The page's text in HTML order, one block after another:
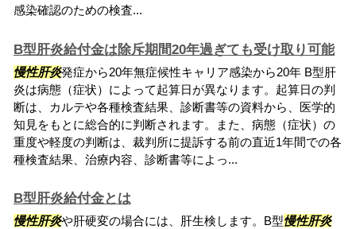
感染確認のための検査...
B型肝炎給付金は除斥期間20年過ぎても受け取り可能
慢性肝炎発症から20年無症候性キャリア感染から20年 B型肝
炎は病態（症状）によって起算日が異なります。起算日の判
断は、カルテや各種検査結果、診断書等の資料から、医学的
知見をもとに総合的に判断されます。また、病態（症状）の
重度や軽度の判断は、裁判所に提訴する前の直近1年間での各
種検査結果、治療内容、診断書等によっ...
B型肝炎給付金とは
慢性肝炎や肝硬変の場合には、肝生検します。B型慢性肝炎